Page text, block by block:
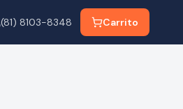
(81) 8103-8348 Carrito